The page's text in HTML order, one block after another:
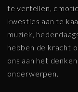
te vertellen,
kwesties aan te
muziek,
hebben de kracht
ons aan het
onderwerpen.